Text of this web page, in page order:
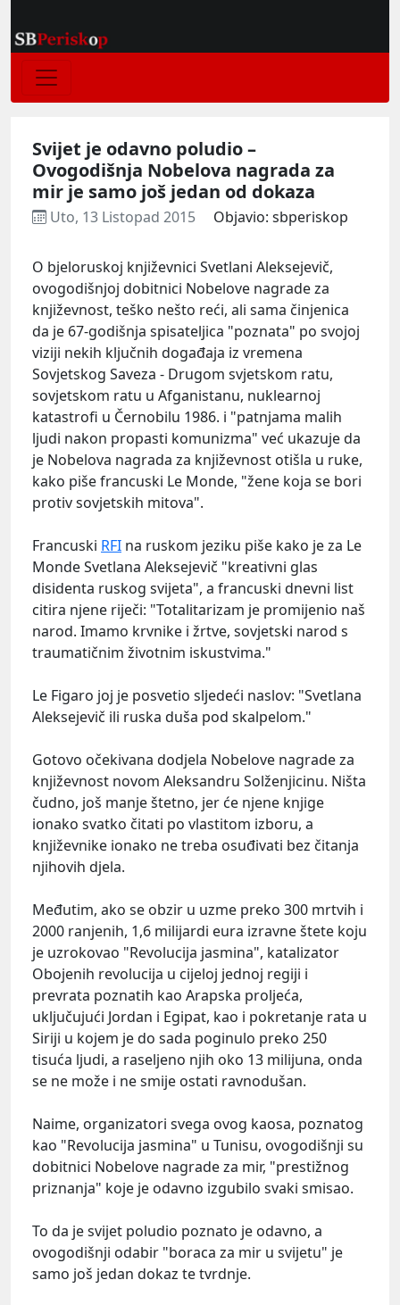
Svijet je odavno poludio –
Ovogodišnja Nobelova nagrada za
mir je samo još jedan od dokaza
Uto, 13 Listopad 2015 Objavio: sbperiskop
O bjeloruskoj književnici Svetlani Aleksejevič,
ovogodišnjoj dobitnici Nobelove nagrade za
književnost, teško nešto reći, ali sama činjenica
da je 67-godišnja spisateljica "poznata" po svojoj
viziji nekih ključnih događaja iz vremena
Sovjetskog Saveza - Drugom svjetskom ratu,
sovjetskom ratu u Afganistanu, nuklearnoj
katastrofi u Černobilu 1986. i "patnjama malih
ljudi nakon propasti komunizma" već ukazuje da
je Nobelova nagrada za književnost otišla u ruke,
kako piše francuski Le Monde, "žene koja se bori
protiv sovjetskih mitova".
Francuski RFI na ruskom jeziku piše kako je za Le
Monde Svetlana Aleksejevič "kreativni glas
disidenta ruskog svijeta", a francuski dnevni list
citira njene riječi: "Totalitarizam je promijenio naš
narod. Imamo krvnike i žrtve, sovjetski narod s
traumatičnim životnim iskustvima."
Le Figaro joj je posvetio sljedeći naslov: "Svetlana
Aleksejevič ili ruska duša pod skalpelom."
Gotovo očekivana dodjela Nobelove nagrade za
književnost novom Aleksandru Solženjicinu. Ništa
čudno, još manje štetno, jer će njene knjige
ionako svatko čitati po vlastitom izboru, a
književnike ionako ne treba osuđivati bez čitanja
njihovih djela.
Međutim, ako se obzir u uzme preko 300 mrtvih i
2000 ranjenih, 1,6 milijardi eura izravne štete koju
je uzrokovao "Revolucija jasmina", katalizator
Obojenih revolucija u cijeloj jednoj regiji i
prevrata poznatih kao Arapska proljeća,
uključujući Jordan i Egipat, kao i pokretanje rata u
Siriji u kojem je do sada poginulo preko 250
tisuća ljudi, a raseljeno njih oko 13 milijuna, onda
se ne može i ne smije ostati ravnodušan.
Naime, organizatori svega ovog kaosa, poznatog
kao "Revolucija jasmina" u Tunisu, ovogodišnji su
dobitnici Nobelove nagrade za mir, "prestižnog
priznanja" koje je odavno izgubilo svaki smisao.
To da je svijet poludio poznato je odavno, a
ovogodišnji odabir "boraca za mir u svijetu" je
samo još jedan dokaz te tvrdnje.